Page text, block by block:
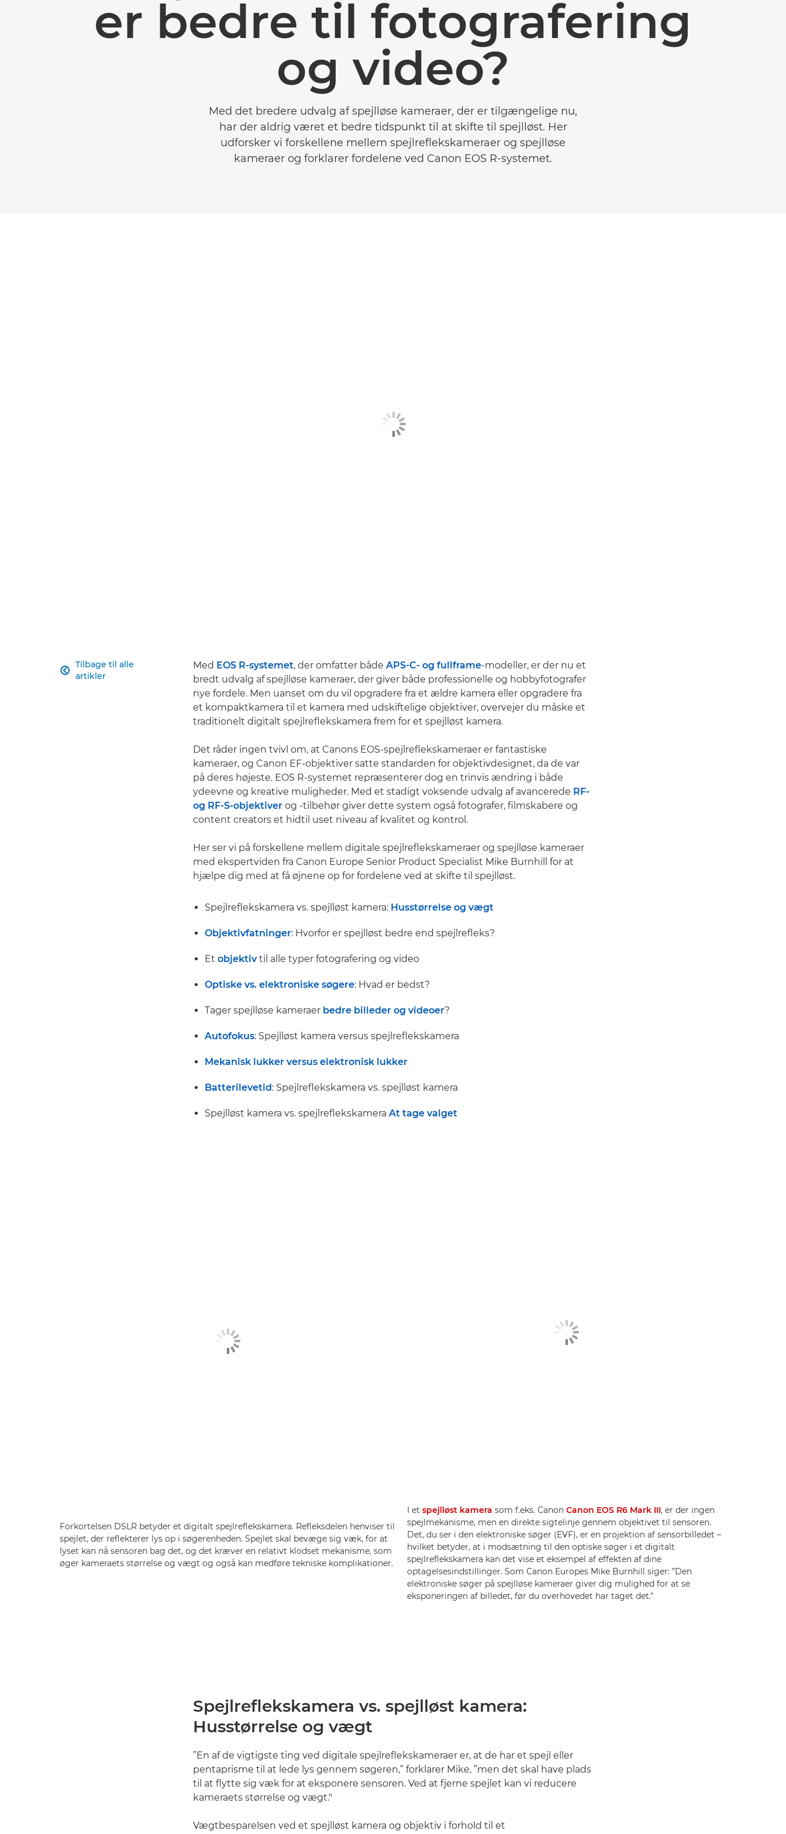
er bedre til fotografering
og video?
Med det bredere udvalg af spejlløse kameraer, der er tilgængelige nu,
har der aldrig været et bedre tidspunkt til at skifte til spejlløst. Her
udforsker vi forskellene mellem spejlreflekskameraer og spejlløse
kameraer og forklarer fordelene ved Canon EOS R-systemet.
Tilbage til alle
artikler
 Med EOS R-systemet, der omfatter både APS-C- og fullframe-modeller, er der nu et
bredt udvalg af spejlløse kameraer, der giver både professionelle og hobbyfotografer
nye fordele. Men uanset om du vil opgradere fra et ældre kamera eller opgradere fra
et kompaktkamera til et kamera med udskiftelige objektiver, overvejer du måske et
traditionelt digitalt spejlreflekskamera frem for et spejlløst kamera.
Det råder ingen tvivl om, at Canons EOS-spejlreflekskameraer er fantastiske
kameraer, og Canon EF-objektiver satte standarden for objektivdesignet, da de var
på deres højeste. EOS R-systemet repræsenterer dog en trinvis ændring i både
ydeevne og kreative muligheder. Med et stadigt voksende udvalg af avancerede RF-
og RF-S-objektiver og -tilbehør giver dette system også fotografer, filmskabere og
content creators et hidtil uset niveau af kvalitet og kontrol.
Her ser vi på forskellene mellem digitale spejlreflekskameraer og spejlløse kameraer
med ekspertviden fra Canon Europe Senior Product Specialist Mike Burnhill for at
hjælpe dig med at få øjnene op for fordelene ved at skifte til spejlløst.
Spejlreflekskamera vs. spejlløst kamera: Husstørrelse og vægt
Objektivfatninger: Hvorfor er spejlløst bedre end spejlrefleks?
Et objektivtil alle typer fotografering og video
Optiske vs. elektroniske søgere: Hvad er bedst?
Tager spejlløse kameraer bedre billeder og videoer?
Autofokus: Spejlløst kamera versus spejlreflekskamera
Mekanisk lukker versus elektronisk lukker
Batterilevetid : Spejlreflekskamera vs. spejlløst kamera
Spejlløst kamera vs. spejlreflekskamera At tage valget
Forkortelsen DSLR betyder et digitalt spejlreflekskamera. Refleksdelen henviser til
spejlet, der reflekterer lys op i søgerenheden. Spejlet skal bevæge sig væk, for at
lyset kan nå sensoren bag det, og det kræver en relativt klodset mekanisme, som
øger kameraets størrelse og vægt og også kan medføre tekniske komplikationer.
I et spejlløst kamera som f.eks. Canon Canon EOS R6 Mark III, er der ingen
spejlmekanisme, men en direkte sigtelinje gennem objektivet til sensoren.
Det, du ser i den elektroniske søger (EVF), er en projektion af sensorbilledet –
hvilket betyder, at i modsætning til den optiske søger i et digitalt
spejlreflekskamera kan det vise et eksempel af effekten af dine
optagelsesindstillinger. Som Canon Europes Mike Burnhill siger: ”Den
elektroniske søger på spejlløse kameraer giver dig mulighed for at se
eksponeringen af billedet, før du overhovedet har taget det."
Spejlreflekskamera vs. spejlløst kamera:
Husstørrelse og vægt
”En af de vigtigste ting ved digitale spejlreflekskameraer er, at de har et spejl eller
pentaprisme til at lede lys gennem søgeren,” forklarer Mike, ”men det skal have plads
til at flytte sig væk for at eksponere sensoren. Ved at fjerne spejlet kan vi reducere
kameraets størrelse og vægt."
Vægtbesparelsen ved et spejlløst kamera og objektiv i forhold til et